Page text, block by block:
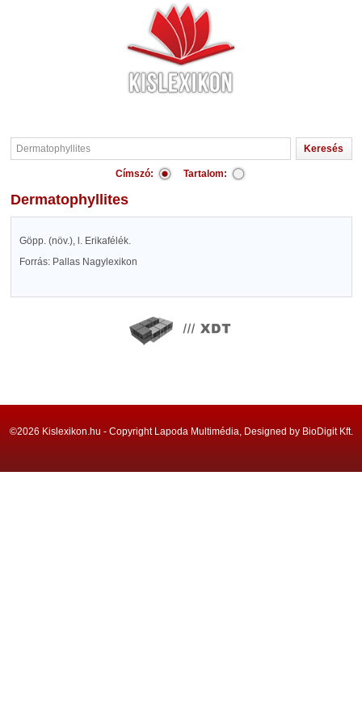
Címszó: Tartalom:
Dermatophyllites
Göpp. (növ.), l. Erikafélék.
Forrás: Pallas Nagylexikon
©2026 Kislexikon.hu - Copyright Lapoda Multimédia, Designed by BioDigit Kft.